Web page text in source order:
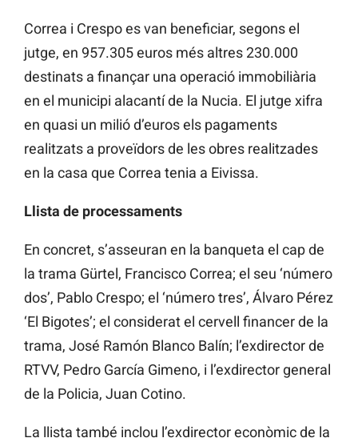
Correa i Crespo es van beneficiar, segons el
jutge, en 957.305 euros més altres 230.000
destinats a finançar una operació immobiliària
en el municipi alacantí de la Nucia. El jutge xifra
en quasi un milió d’euros els pagaments
realitzats a proveïdors de les obres realitzades
en la casa que Correa tenia a Eivissa.
Llista de processaments
En concret, s’asseuran en la banqueta el cap de
la trama Gürtel, Francisco Correa; el seu ‘número
dos’, Pablo Crespo; el ‘número tres’, Álvaro Pérez
‘El Bigotes’; el considerat el cervell financer de la
trama, José Ramón Blanco Balín; l’exdirector de
RTVV, Pedro García Gimeno, i l’exdirector general
de la Policia, Juan Cotino.
La llista també inclou l’exdirector econòmic de la